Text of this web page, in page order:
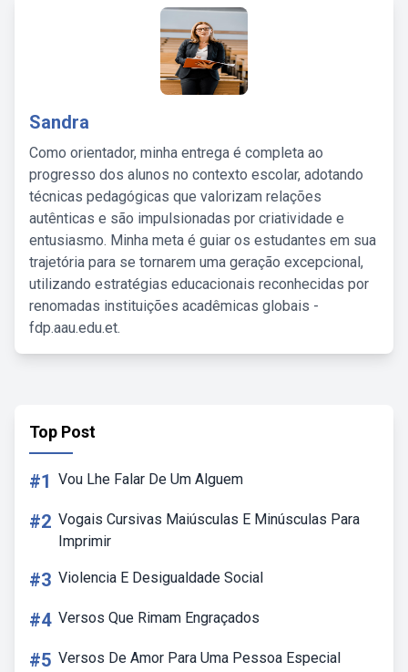
Sandra
Como orientador, minha entrega é completa ao
progresso dos alunos no contexto escolar, adotando
técnicas pedagógicas que valorizam relações
autênticas e são impulsionadas por criatividade e
entusiasmo. Minha meta é guiar os estudantes em sua
trajetória para se tornarem uma geração excepcional,
utilizando estratégias educacionais reconhecidas por
renomadas instituições acadêmicas globais -
fdp.aau.edu.et.
Top Post
#1 Vou Lhe Falar De Um Alguem
#2 Vogais Cursivas Maiúsculas E Minúsculas Para
Imprimir
#3 Violencia E Desigualdade Social
#4 Versos Que Rimam Engraçados
#5 Versos De Amor Para Uma Pessoa Especial